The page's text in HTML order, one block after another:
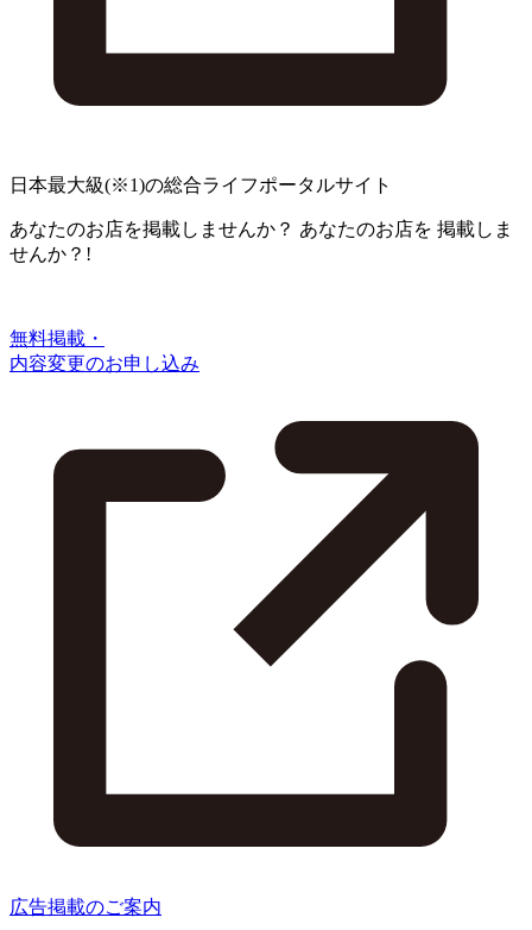
日本最大級(※1)の総合ライフポータルサイト
あなたのお店を掲載しませんか？ あなたのお店を 掲載しま
せんか？!
無料掲載・
内容変更のお申し込み
広告掲載のご案内